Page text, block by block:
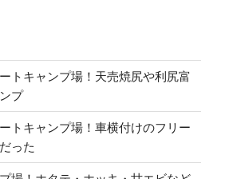
トキャンプ場！天売焼尻や利尻富
プ
トキャンプ場！車横付けのフリー
った